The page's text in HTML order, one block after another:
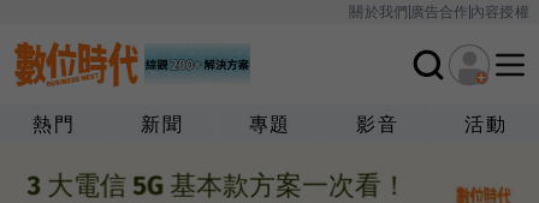
關於我們廣告合作內容授權
熱門 新聞 專題 影音 活動